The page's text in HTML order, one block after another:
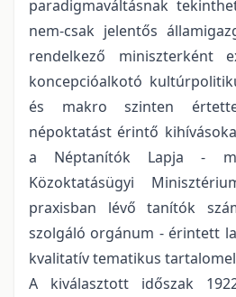
paradigmaváltásnak
nem-csak jelentős
rendelkező miniszterként
koncepcióalkotó
és makro szinten
népoktatást érintő
a Néptanítók Lapja -
Közoktatásügyi
praxisban lévő tanítók
szolgáló orgánum - érintett
kvalitatív tematikus
A kiválasztott időszak